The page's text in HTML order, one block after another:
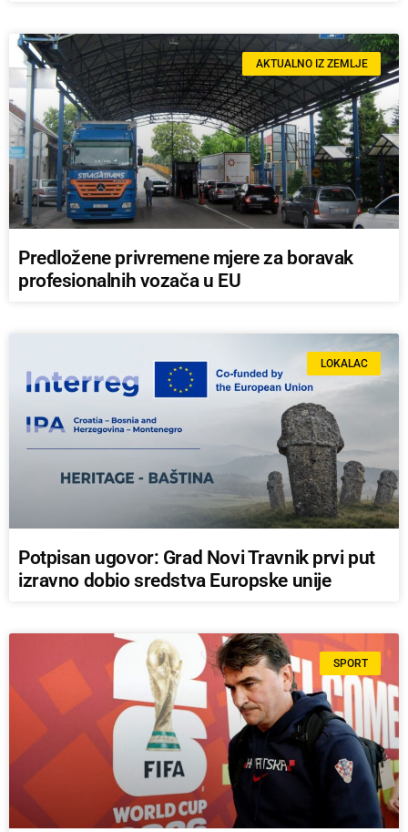
AKTUALNO IZ ZEMLJE
Predložene privremene mjere za boravak
profesionalnih vozača u EU
LOKALAC
Potpisan ugovor: Grad Novi Travnik prvi put
izravno dobio sredstva Europske unije
SPORT